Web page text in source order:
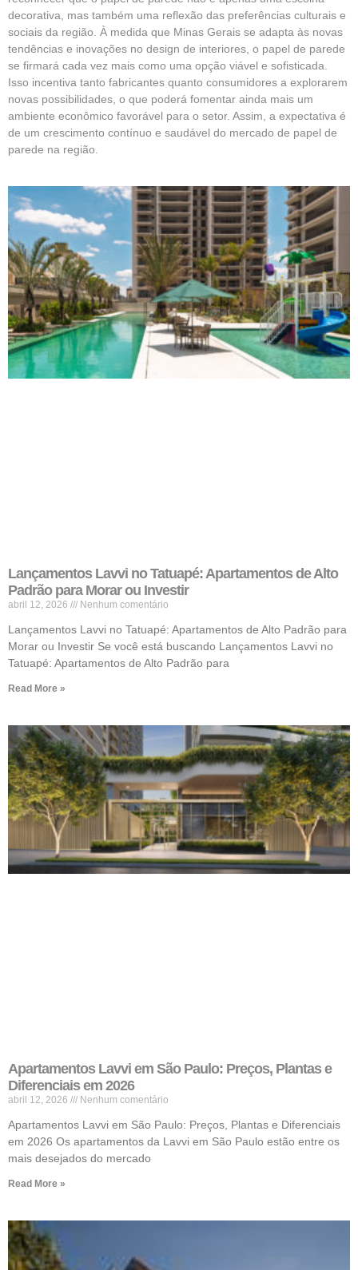
decorativa, mas também uma reflexão das preferências culturais e
sociais da região. À medida que Minas Gerais se adapta às novas
tendências e inovações no design de interiores, o papel de parede
se firmará cada vez mais como uma opção viável e sofisticada.
Isso incentiva tanto fabricantes quanto consumidores a explorarem
novas possibilidades, o que poderá fomentar ainda mais um
ambiente econômico favorável para o setor. Assim, a expectativa é
de um crescimento contínuo e saudável do mercado de papel de
parede na região.
Lançamentos Lavvi no Tatuapé: Apartamentos de Alto
Padrão para Morar ou Investir
abril 12, 2026 Nenhum comentário
Lançamentos Lavvi no Tatuapé: Apartamentos de Alto Padrão para
Morar ou Investir Se você está buscando Lançamentos Lavvi no
Tatuapé: Apartamentos de Alto Padrão para
Read More »
Apartamentos Lavvi em São Paulo: Preços, Plantas e
Diferenciais em 2026
abril 12, 2026 Nenhum comentário
Apartamentos Lavvi em São Paulo: Preços, Plantas e Diferenciais
em 2026 Os apartamentos da Lavvi em São Paulo estão entre os
mais desejados do mercado
Read More »